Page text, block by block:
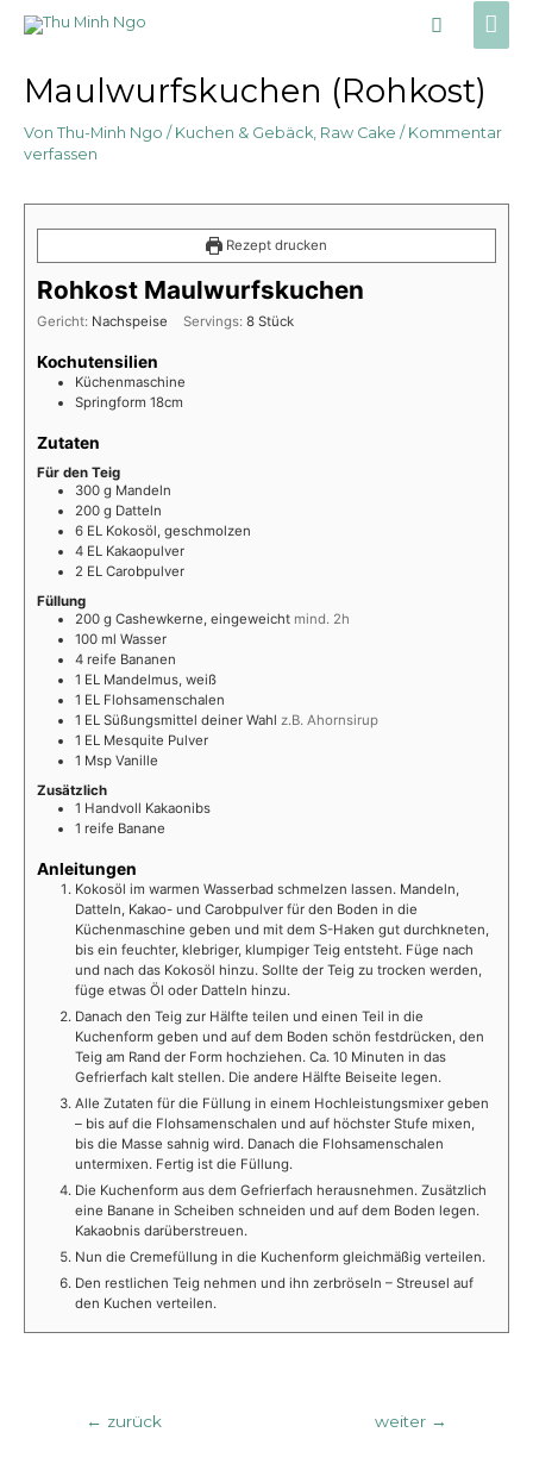
Zum
Suche
Maulwurfskuchen (Rohkost)
Von Thu-Minh Ngo / Kuchen & Gebäck, Raw Cake / Kommentar
verfassen
Rezept drucken
Rohkost Maulwurfskuchen
Gericht: Nachspeise Servings:8 Stück
Kochutensilien
Küchenmaschine
Springform 18cm
Zutaten
Für den Teig
300 g Mandeln
200 g Datteln
6 EL Kokosöl, geschmolzen
4 EL Kakaopulver
2 EL Carobpulver
Füllung
200 g Cashewkerne, eingeweicht mind. 2h
100 ml Wasser
4 reife Bananen
1 EL Mandelmus, weiß
1 EL Flohsamenschalen
1 EL Süßungsmittel deiner Wahl z.B. Ahornsirup
1 EL Mesquite Pulver
1 Msp Vanille
Zusätzlich
1 Handvoll Kakaonibs
1 reife Banane
Anleitungen
Kokosöl im warmen Wasserbad schmelzen lassen. Mandeln,
Datteln, Kakao- und Carobpulver für den Boden in die
Küchenmaschine geben und mit dem S-Haken gut durchkneten,
bis ein feuchter, klebriger, klumpiger Teig entsteht. Füge nach
und nach das Kokosöl hinzu. Sollte der Teig zu trocken werden,
füge etwas Öl oder Datteln hinzu.
Danach den Teig zur Hälfte teilen und einen Teil in die
Kuchenform geben und auf dem Boden schön festdrücken, den
Teig am Rand der Form hochziehen. Ca. 10 Minuten in das
Gefrierfach kalt stellen. Die andere Hälfte Beiseite legen.
Alle Zutaten für die Füllung in einem Hochleistungsmixer geben
– bis auf die Flohsamenschalen und auf höchster Stufe mixen,
bis die Masse sahnig wird. Danach die Flohsamenschalen
untermixen. Fertig ist die Füllung.
Die Kuchenform aus dem Gefrierfach herausnehmen. Zusätzlich
eine Banane in Scheiben schneiden und auf dem Boden legen.
Kakaobnis darüberstreuen.
Nun die Cremefüllung in die Kuchenform gleichmäßig verteilen.
Den restlichen Teig nehmen und ihn zerbröseln – Streusel auf
den Kuchen verteilen.
Beitragsnavigation
← zurück weiter →